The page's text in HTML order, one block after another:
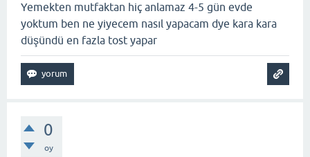
Yemekten mutfaktan hiç anlamaz 4-5 gün evde
yoktum ben ne yiyecem nasıl yapacam dye kara kara
düşündü en fazla tost yapar
0
oy